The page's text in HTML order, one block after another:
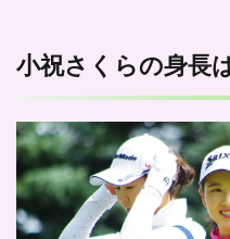
小祝さくらの身長